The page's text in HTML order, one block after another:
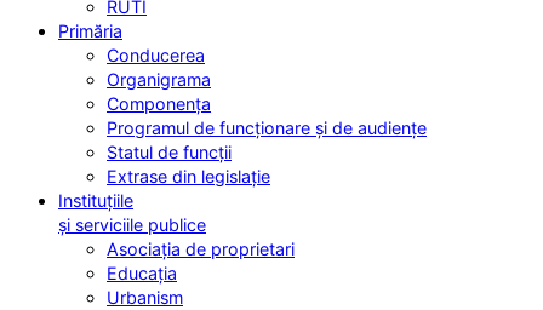
RUTI
Primăria
Conducerea
Organigrama
Componența
Programul de funcționare și de audiențe
Statul de funcții
Extrase din legislație
Instituțiile
și serviciile publice
Asociația de proprietari
Educația
Urbanism